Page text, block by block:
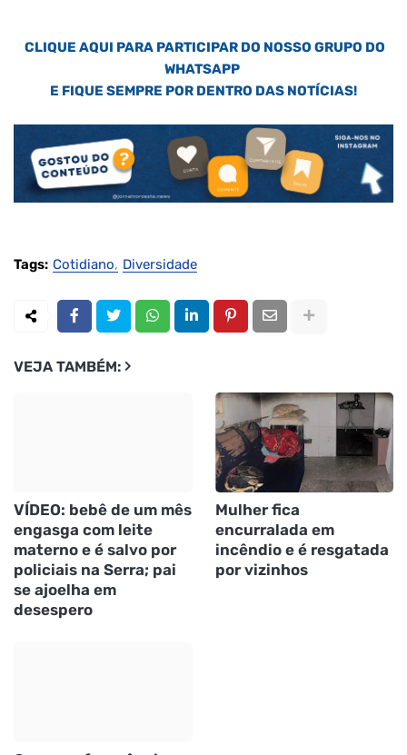
CLIQUE AQUI PARA PARTICIPAR DO NOSSO GRUPO DO
WHATSAPP
E FIQUE SEMPRE POR DENTRO DAS NOTÍCIAS!
Tags: Cotidiano Diversidade
VEJA TAMBÉM:
VÍDEO: bebê de um mês
engasga com leite
materno e é salvo por
policiais na Serra; pai
se ajoelha em
desespero
Mulher fica
encurralada em
incêndio e é resgatada
por vizinhos